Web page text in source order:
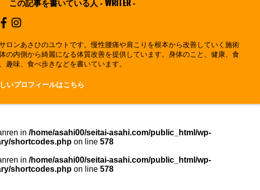
この記事を書いている人 - WRITER -
ロンあさひのユウトです。慢性腰痛や肩こりを根本から改善していく施術
の内側から綺麗になる体質改善を提供しています。身体のこと、健康、食
趣味、食べ歩きなどを書いています。
いプロフィールはこちら
in /home/asahi00/seitai-asahi.com/public_html/wp-
shortcodes.php on line 578
in /home/asahi00/seitai-asahi.com/public_html/wp-
shortcodes.php on line 578